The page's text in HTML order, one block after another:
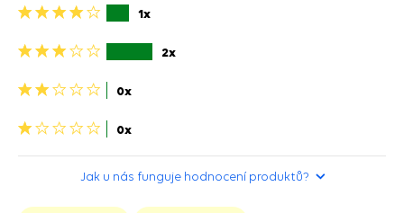
4
1x
3
2x
2
0x
1
0x
Jak u nás funguje hodnocení produktů?